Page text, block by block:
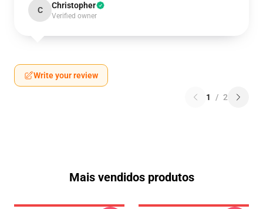
C Christopher
Verified owner
Write your review
1 / 2
Mais vendidos produtos